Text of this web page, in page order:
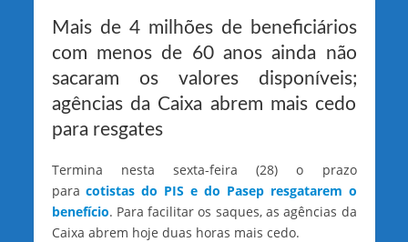
Mais de 4 milhões de beneficiários
com menos de 60 anos ainda não
sacaram os valores disponíveis;
agências da Caixa abrem mais cedo
para resgates
Termina nesta sexta-feira (28) o prazo
paracotistas do PIS e do Pasep resgatarem o
benefício. Para facilitar os saques, as agências da
Caixa abrem hoje duas horas mais cedo.